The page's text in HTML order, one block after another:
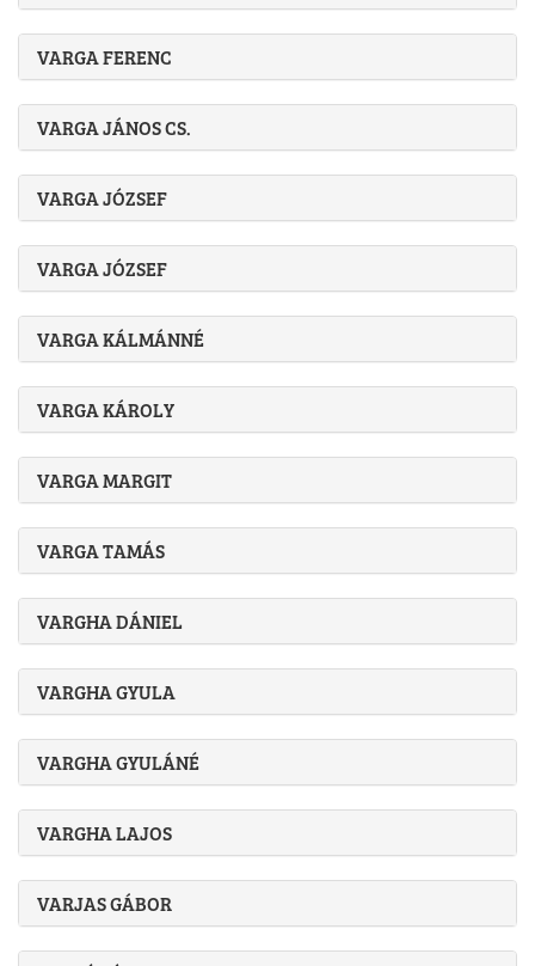
VARGA FERENC
VARGA JÁNOS CS.
VARGA JÓZSEF
VARGA JÓZSEF
VARGA KÁLMÁNNÉ
VARGA KÁROLY
VARGA MARGIT
VARGA TAMÁS
VARGHA DÁNIEL
VARGHA GYULA
VARGHA GYULÁNÉ
VARGHA LAJOS
VARJAS GÁBOR